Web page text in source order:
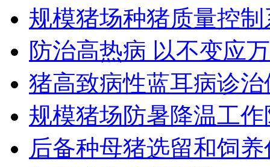
规模猪场种猪质量控制
防治高热病 以不变应
猪高致病性蓝耳病诊治
规模猪场防暑降温工
后备种母猪选留和饲